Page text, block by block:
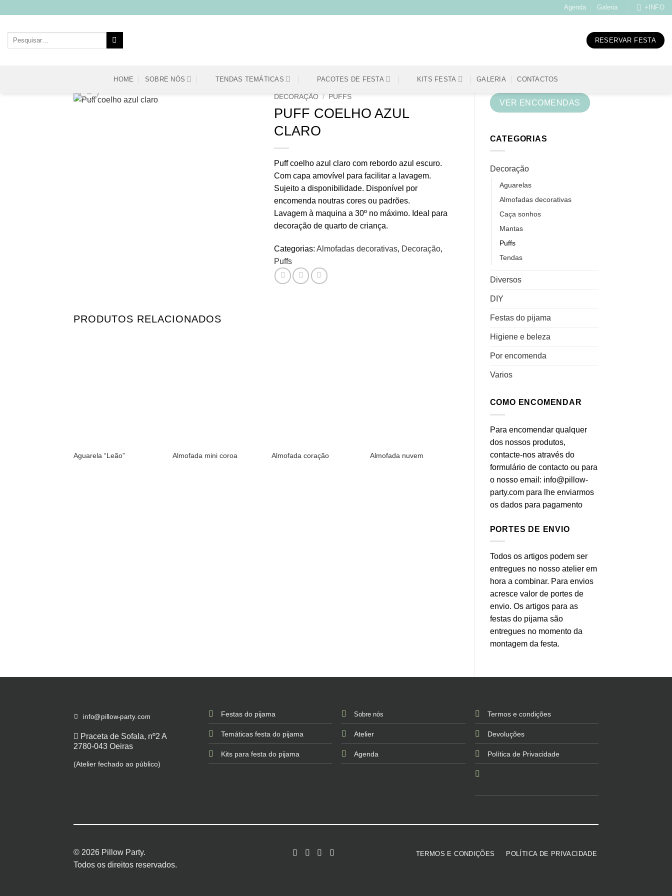
content
Agenda Galeria +INFO
Pesquisar
RESERVAR FESTA
HOME SOBRE NÓS TENDAS TEMÁTICAS PACOTES DE FESTA KITS FESTA GALERIA CONTACTOS
VER ENCOMENDAS
CATEGORIAS
Decoração
Aguarelas
Almofadas decorativas
Caça sonhos
Mantas
Puffs
Tendas
Diversos
DIY
Festas do pijama
Higiene e beleza
Por encomenda
Varios
COMO ENCOMENDAR
Para encomendar qualquer
dos nossos produtos,
contacte-nos através do
formulário de contacto ou para
o nosso email: info@pillow-
party.com para lhe enviarmos
os dados para pagamento
PORTES DE ENVIO
Todos os artigos podem ser
entregues no nosso atelier em
hora a combinar. Para envios
acresce valor de portes de
envio. Os artigos para as
festas do pijama são
entregues no momento da
montagem da festa.
DECORAÇÃO / PUFFS
PUFF COELHO AZUL
CLARO
Puff coelho azul claro com rebordo azul escuro.
Com capa amovível para facilitar a lavagem.
Sujeito a disponibilidade. Disponível por
encomenda noutras cores ou padrões.
Lavagem à maquina a 30º no máximo. Ideal para
decoração de quarto de criança.
Categorias: Almofadas decorativas, Decoração,
Puffs
PRODUTOS RELACIONADOS
Aguarela “Leão” Almofada mini coroa Almofada coração Almofada nuvem Almofada coração Almofada mini estrela
info@pillow-party.com
Praceta de Sofala, nº2 A
2780-043 Oeiras
(Atelier fechado ao público)
Festas do pijama
Temáticas festa do pijama
Kits para festa do pijama
Sobre nós
Atelier
Agenda
Termos e condições
Devoluções
Política de Privacidade
© 2026 Pillow Party.
Todos os direitos reservados.
TERMOS E CONDIÇÕES POLÍTICA DE PRIVACIDADE